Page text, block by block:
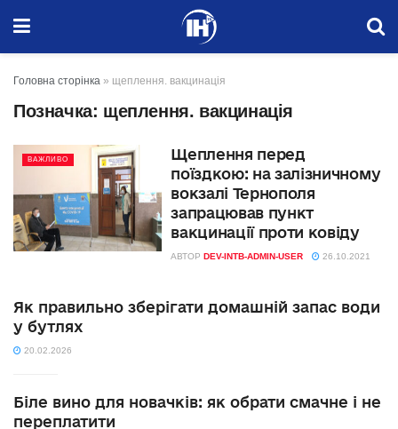
Головна сторінка » щеплення. вакцинація
Позначка: щеплення. вакцинація
ВАЖЛИВО
Щеплення перед
поїздкою: на залізничному
вокзалі Тернополя
запрацював пункт
вакцинації проти ковіду
АВТОР DEV-INTB-ADMIN-USER 26.10.2021
Як правильно зберігати домашній запас води
у бутлях
20.02.2026
Біле вино для новачків: як обрати смачне і не
переплатити